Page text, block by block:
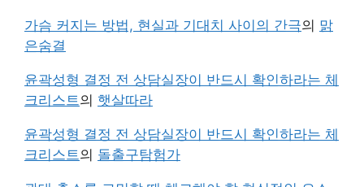
가슴 커지는 방법, 현실과 기대치 사이의 간극의 맑
은숨결
윤곽성형 결정 전 상담실장이 반드시 확인하라는 체
크리스트 의 햇살따라
윤곽성형 결정 전 상담실장이 반드시 확인하라는 체
크리스트 의 돌출구탐험가